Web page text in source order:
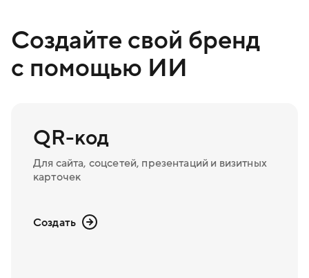
Создайте свой бренд
с помощью ИИ
QR-код
Для сайта, соцсетей, презентаций и визитных
карточек
Создать